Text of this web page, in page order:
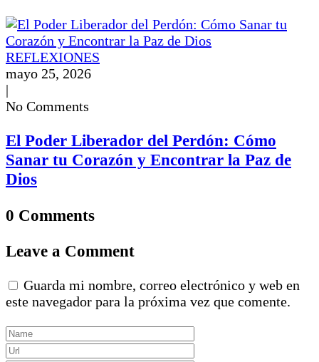
REFLEXIONES
mayo 25, 2026
|
No Comments
El Poder Liberador del Perdón: Cómo
Sanar tu Corazón y Encontrar la Paz de
Dios
0 Comments
Leave a Comment
Guarda mi nombre, correo electrónico y web en
este navegador para la próxima vez que comente.